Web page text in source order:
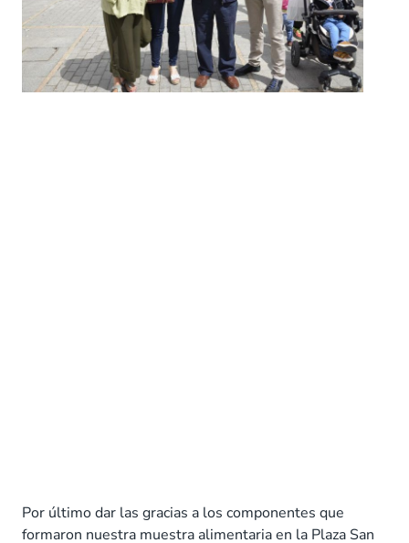
Por último dar las gracias a los componentes que
formaron nuestra muestra alimentaria en la Plaza San